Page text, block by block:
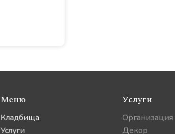
Меню
Кладбища
Услуги
Услуги
Декор